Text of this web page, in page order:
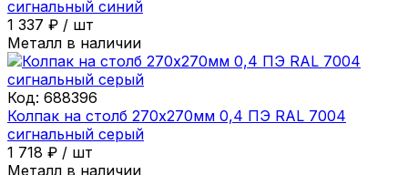
сигнальный синий
1 337 ₽ / шт
Металл в наличии
Код: 688396
Колпак на столб 270х270мм 0,4 ПЭ RAL 7004
сигнальный серый
1 718 ₽ / шт
Металл в наличии